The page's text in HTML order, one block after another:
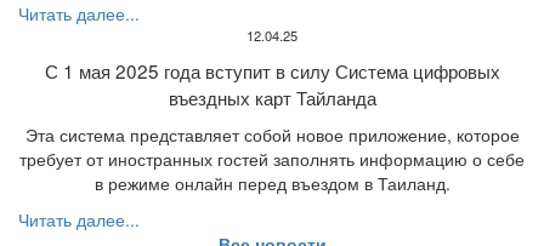
Читать далее...
12.04.25
С 1 мая 2025 года вступит в силу Система цифровых
въездных карт Тайланда
Эта система представляет собой новое приложение, которое
требует от иностранных гостей заполнять информацию о себе
в режиме онлайн перед въездом в Таиланд.
Читать далее...